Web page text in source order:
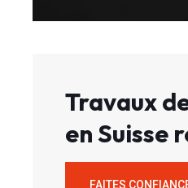
Travaux
en Suisse
FAITES